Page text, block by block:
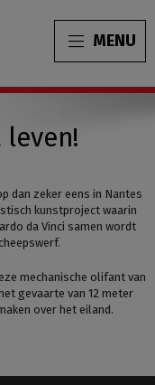
MENU
dan zeker eens in Nantes
kunstproject waarin
da Vinci samen wordt
mechanische olifant van
gevaarte van 12 meter
over het eiland.